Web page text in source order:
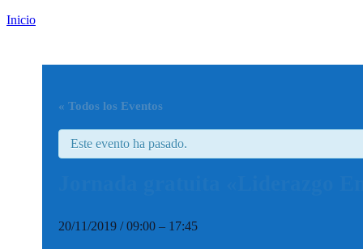
Inicio
« Todos los Eventos
Este evento ha pasado.
20/11/2019 /09:00 – 17:45